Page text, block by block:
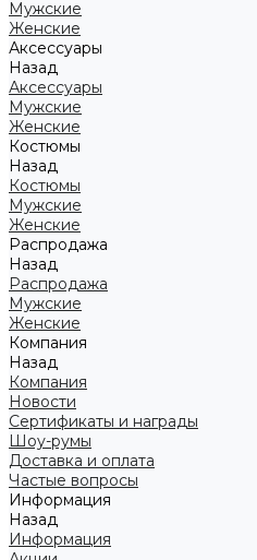
Мужские
Женские
Аксессуары
Назад
Аксессуары
Мужские
Женские
Костюмы
Назад
Костюмы
Мужские
Женские
Распродажа
Назад
Распродажа
Мужские
Женские
Компания
Назад
Компания
Новости
Сертификаты и награды
Шоу-румы
Доставка и оплата
Частые вопросы
Информация
Назад
Информация